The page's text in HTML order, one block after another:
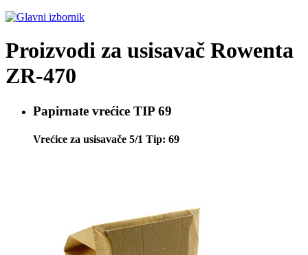
Proizvodi za usisavač Rowenta
ZR-470
Papirnate vrećice TIP 69
Vrećice za usisavače 5/1 Tip: 69